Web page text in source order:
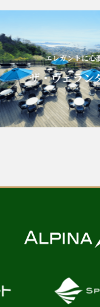
エレガントに心潤す
ザ・ヴェランダ神戸